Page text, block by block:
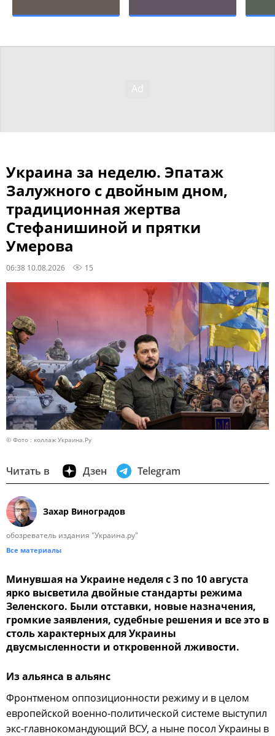
Украина за неделю. Эпатаж
Залужного с двойным дном,
традиционная жертва
Стефанишиной и прятки
Умерова
06:38 10.08.2026 15
© Фото : коллаж Украина.Ру
Читать в Дзен Telegram
Захар Виноградов
обозреватель издания "Украина.ру"
Все материалы
Минувшая на Украине неделя с 3 по 10 августа
ярко высветила двойные стандарты режима
Зеленского. Были отставки, новые назначения,
громкие заявления, судебные решения и все это в
столь характерных для Украины
двусмысленности и откровенной лживости.
Из альянса в альянс
Фронтменом оппозиционности режиму и в целом
европейской военно-политической системе выступил
экс-главнокомандующий ВСУ, а ныне посол Украины в